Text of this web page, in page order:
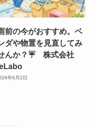
前の今がおすすめ。ベ
ダや物置を見直してみ
んか？☔ 株式会社
年6月2日